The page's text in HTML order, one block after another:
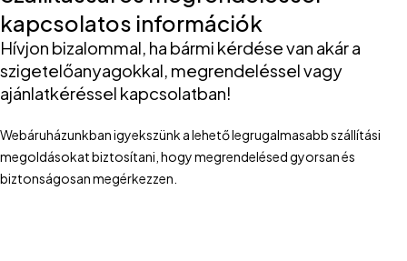
kapcsolatos információk
Hívjon bizalommal, ha bármi kérdése van akár a
szigetelőanyagokkal, megrendeléssel vagy
ajánlatkéréssel kapcsolatban!
Webáruházunkban igyekszünk a lehető legrugalmasabb szállítási
megoldásokat biztosítani, hogy megrendelésed gyorsan és
biztonságosan megérkezzen.